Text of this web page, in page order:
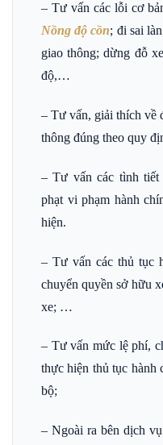
– Tư vấn các lỗi cơ
Nồng độ cồn; đi sai
giao thông; dừng đỗ
độ,…
– Tư vấn, giải thích về
thông đúng theo quy
– Tư vấn các tình tiết
phạt vi phạm hành
hiện.
– Tư vấn các thủ tục
chuyển quyền sở hữu
xe; …
– Tư vấn mức lệ phí,
thực hiện thủ tục hành
bộ;
– Ngoài ra bên dịch